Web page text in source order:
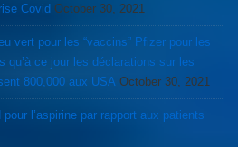
Covid October 30, 2021
vert pour les “vaccins” Pfizer pour les
qu’à ce jour les déclarations sur les
800,000 aux USA October 30, 2021
l’aspirine par rapport aux patients